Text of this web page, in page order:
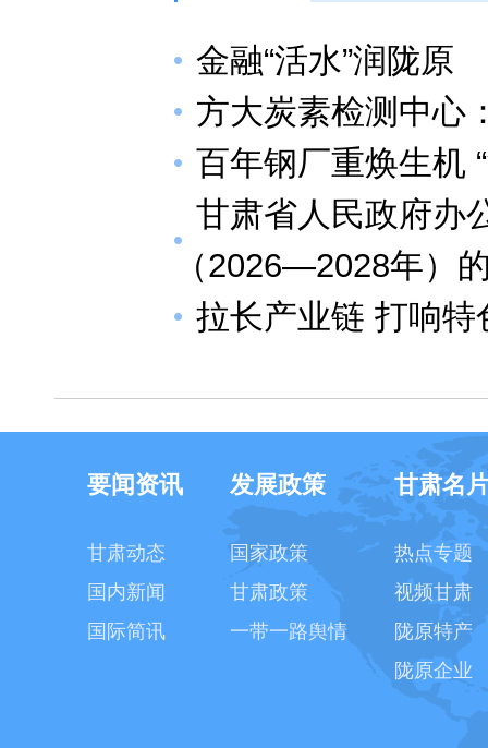
金融“活水”润陇原
方大炭素检测中心
百年钢厂重焕生机
甘肃省人民政府办
（2026—2028年）
拉长产业链 打响特
要闻资讯
甘肃动态
国内新闻
国际简讯
发展政策
国家政策
甘肃政策
一带一路舆情
甘肃名
热点专题
视频甘肃
陇原特产
陇原企业